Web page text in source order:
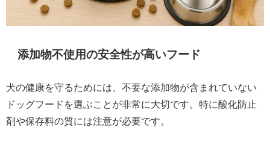
添加物不使用の安全性が高いフード
犬の健康を守るためには、不要な添加物が含まれていない
ドッグフードを選ぶことが非常に大切です。特に酸化防止
剤や保存料の質には注意が必要です。